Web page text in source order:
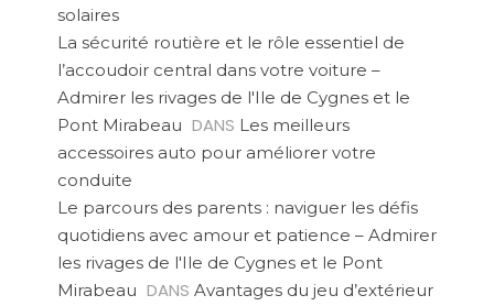
solaires
La sécurité routière et le rôle essentiel de
l’accoudoir central dans votre voiture –
Admirer les rivages de l'Ile de Cygnes et le
Pont Mirabeau DANS Les meilleurs
accessoires auto pour améliorer votre
conduite
Le parcours des parents : naviguer les défis
quotidiens avec amour et patience – Admirer
les rivages de l'Ile de Cygnes et le Pont
Mirabeau DANS Avantages du jeu d’extérieur